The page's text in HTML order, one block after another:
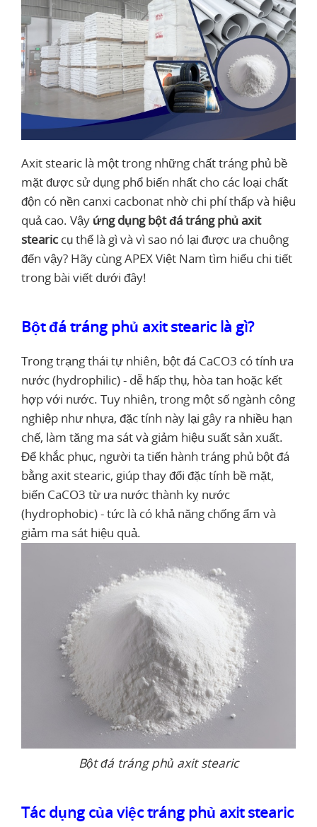
Axit stearic là một trong những chất tráng phủ bề
mặt được sử dụng phổ biến nhất cho các loại chất
độn có nền canxi cacbonat nhờ chi phí thấp và hiệu
quả cao. Vậy ứng dụng bột đá tráng phủ axit
stearic cụ thể là gì và vì sao nó lại được ưa chuộng
đến vậy? Hãy cùng APEX Việt Nam tìm hiểu chi tiết
trong bài viết dưới đây!
Bột đá tráng phủ axit stearic là gì?
Trong trạng thái tự nhiên, bột đá CaCO3 có tính ưa
nước (hydrophilic) - dễ hấp thụ, hòa tan hoặc kết
hợp với nước. Tuy nhiên, trong một số ngành công
nghiệp như nhựa, đặc tính này lại gây ra nhiều hạn
chế, làm tăng ma sát và giảm hiệu suất sản xuất.
Để khắc phục, người ta tiến hành tráng phủ bột đá
bằng axit stearic, giúp thay đổi đặc tính bề mặt,
biến CaCO3 từ ưa nước thành kỵ nước
(hydrophobic) - tức là có khả năng chống ẩm và
giảm ma sát hiệu quả.
Bột đá tráng phủ axit stearic
Tác dụng của việc tráng phủ axit stearic